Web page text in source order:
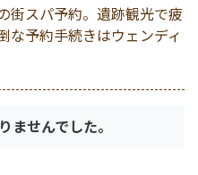
街スパ予約。遺跡観光で疲
な予約手続きはウェンディ
ませんでした。
ナイトツアー